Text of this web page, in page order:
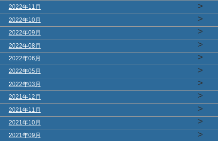
2022年11月 >
2022年10月 >
2022年09月 >
2022年08月 >
2022年06月 >
2022年05月 >
2022年03月 >
2021年12月 >
2021年11月 >
2021年10月 >
2021年09月 >